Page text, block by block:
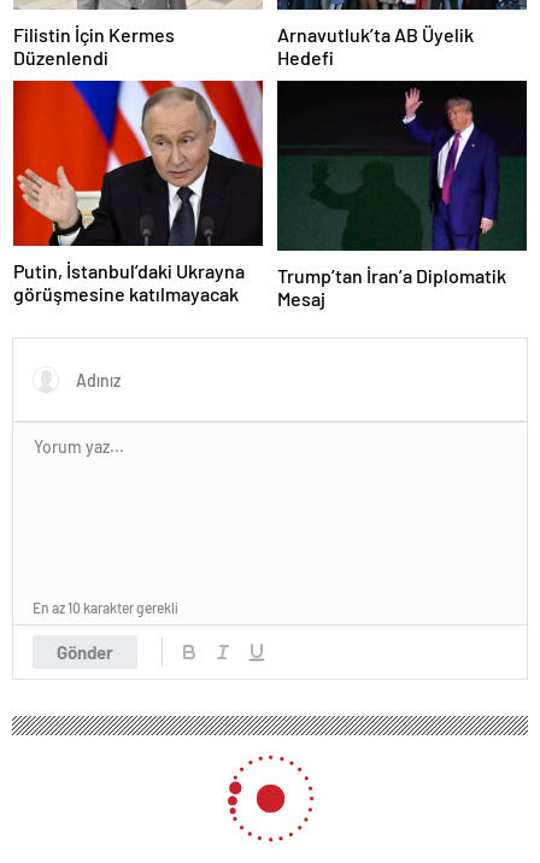
Filistin İçin Kermes
Düzenlendi
Arnavutluk’ta AB Üyelik
Hedefi
Putin, İstanbul’daki Ukrayna
görüşmesine katılmayacak
Trump’tan İran’a Diplomatik
Mesaj
Gönder
En az 10 karakter gerekli